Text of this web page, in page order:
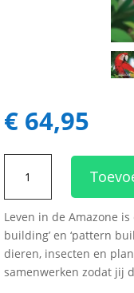
€ 64,95
de
Amazone
aantal
Leven in de Amazone
building’ en ‘pattern
dieren, insecten en
samenwerken zodat jij